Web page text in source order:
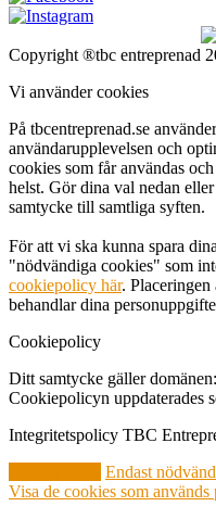
Copyright ®tbc entreprenad
Vi använder cookies
På tbcentreprenad.se
användarupplevelsen och
cookies som får användas
helst. Gör dina val nedan
samtycke till samtliga syften.
För att vi ska kunna spara
"nödvändiga cookies" som
cookiepolicy här. Placeringen
behandlar dina
Cookiepolicy
Ditt samtycke gäller domänen:
Cookiepolicyn uppdaterades
Integritetspolicy TBC
Endast
Visa de cookies som används